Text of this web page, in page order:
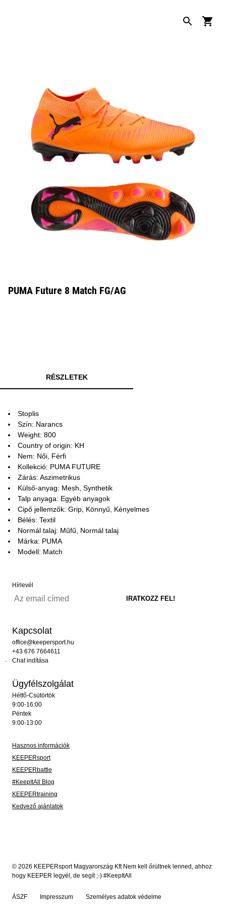
PUMA Future 8 Match FG/AG
RÉSZLETEK
Stoplis
Szín: Narancs
Weight: 800
Country of origin: KH
Nem: Női, Férfi
Kollekció: PUMA FUTURE
Zárás: Aszimetrikus
Külső-anyag: Mesh, Synthetik
Talp anyaga: Egyéb anyagok
Cipő jellemzők: Grip, Könnyű, Kényelmes
Bélés: Textil
Normál talaj: Műfű, Normál talaj
Márka: PUMA
Modell: Match
Hírlevél
Kapcsolat
office@keepersport.hu
+43 676 7664611
Chat indítása
Ügyfélszolgálat
Hétfő-Csütörtök
9:00-16:00
Péntek
9:00-13:00
Hasznos információk
KEEPERsport
KEEPERbattle
#KeepItAll Blog
KEEPERtraining
Kedvező ajánlatok
© 2026 KEEPERsport Magyarország Kft Nem kell őrültnek lenned, ahhoz
hogy KEEPER legyél, de segít ;-) #KeepItAll
ÁSZF Impresszum Személyes adatok védelme